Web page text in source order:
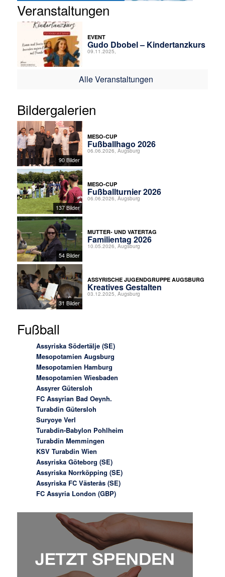
Veranstaltungen
EVENT
Gudo Dbobel – Kindertanzkurs
09.11.2025,
Alle Veranstaltungen
Bildergalerien
90 Bilder
MESO-CUP
Fußballhago 2026
06.06.2026, Augsburg
137 Bilder
MESO-CUP
Fußballturnier 2026
06.06.2026, Augsburg
54 Bilder
MUTTER- UND VATERTAG
Familientag 2026
10.05.2026, Augsburg
31 Bilder
ASSYRISCHE JUGENDGRUPPE AUGSBURG
Kreatives Gestalten
03.12.2025, Augsburg
Fußball
Assyriska Södertälje (SE)
Mesopotamien Augsburg
Mesopotamien Hamburg
Mesopotamien Wiesbaden
Assyrer Gütersloh
FC Assyrian Bad Oeynh.
Turabdin Gütersloh
Suryoye Verl
Turabdin-Babylon Pohlheim
Turabdin Memmingen
KSV Turabdin Wien
Assyriska Göteborg (SE)
Assyriska Norrköpping (SE)
Assyriska FC Västerås (SE)
FC Assyria London (GBP)